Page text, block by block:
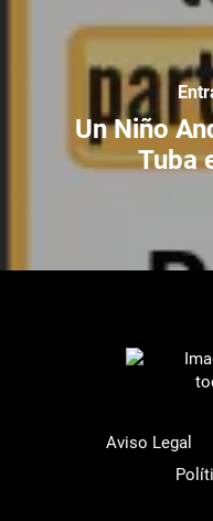
Un Niño
Tuba
Aviso Legal